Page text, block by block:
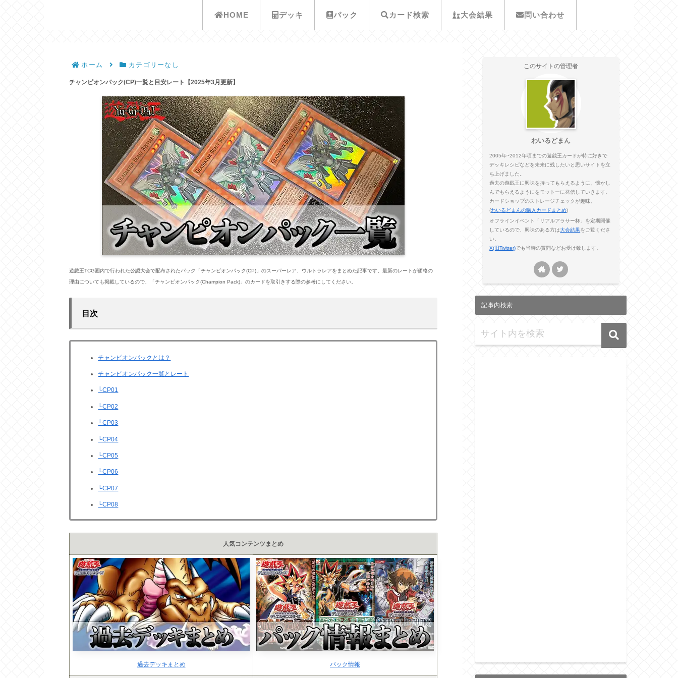
HOME デッキ パック カード検索 大会結果 問い合わせ
ホーム カテゴリーなし
チャンピオンパック(CP)一覧と目安レート【2025年3月更新】
遊戯王TCG圏内で行われた公認大会で配布されたパック「チャンピオンパック(CP)」のスーパーレア、ウルトラレアをまとめた記事です。最新のレートが価格の
理由についても掲載しているので、「チャンピオンパック(Champion Pack)」のカードを取引きする際の参考にしてください。
目次
チャンピオンパックとは？
チャンピオンパック一覧とレート
└CP01
└CP02
└CP03
└CP04
└CP05
└CP06
└CP07
└CP08
人気コンテンツまとめ
過去デッキまとめ パック情報
このサイトの管理者
わいるどまん
2005年~2012年頃までの遊戯王カードが特に好きで
デッキレシピなどを未来に残したいと思いサイトを立
ち上げました。
過去の遊戯王に興味を持ってもらえるように、懐かし
んでもらえるようにをモットーに発信していきます。
カードショップのストレージチェックが趣味。
(わいるどまんの購入カードまとめ)
オフラインイベント「リアルアラサー杯」を定期開催
しているので、興味のある方は大会結果をご覧くださ
い。
X(旧Twitter)でも当時の質問などお受け致します。
記事内検索